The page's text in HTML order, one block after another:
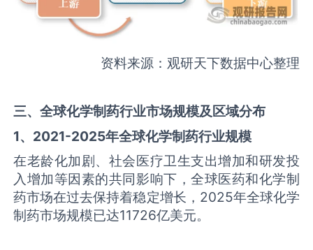
资料来源：观研天下数据中心整理
三、全球化学制药行业市场规模及区域分布
1、2021-2025年全球化学制药‌‌‌行业规模
在老龄化加剧、社会医疗卫生支出增加和研发投
入增加等因素的共同影响下，全球医药和化学制
药市场在过去保持着稳定增长，2025年全球化学
制药市场规模已达11726亿美元。